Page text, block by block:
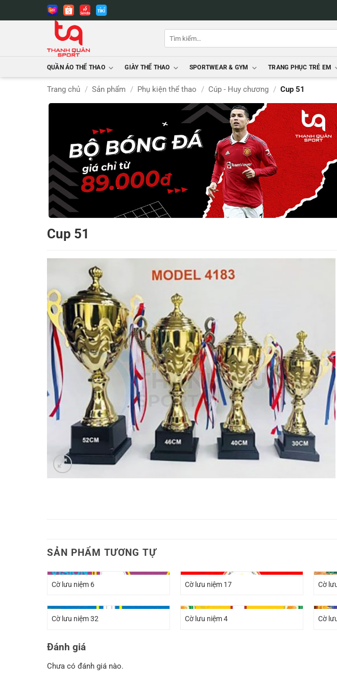
Tìm
QUẦN ÁO THỂ THAO GIÀY THỂ THAO SPORTWEAR & GYM TRANG PHỤC TRẺ EM
Trang chủ / Sản phẩm / Phụ kiện thể thao / Cúp - Huy chương / Cup 51
Cup 51
SẢN PHẨM TƯƠNG TỰ
Cờ lưu niệm 6 Cờ lưu niệm 17 Cờ
Cờ lưu niệm 32 Cờ lưu niệm 4 Cờ
Đánh giá
Chưa có đánh giá nào.